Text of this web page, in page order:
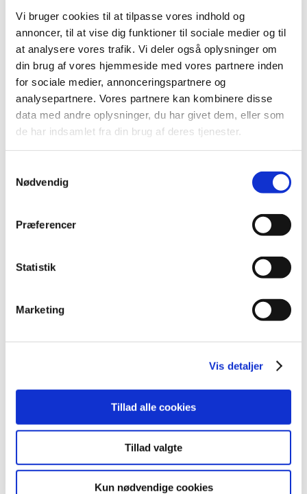
Vi bruger cookies til at tilpasse vores indhold og
annoncer, til at vise dig funktioner til sociale medier og til
at analysere vores trafik. Vi deler også oplysninger om
din brug af vores hjemmeside med vores partnere inden
for sociale medier, annonceringspartnere og
analysepartnere. Vores partnere kan kombinere disse
data med andre oplysninger, du har givet dem, eller som
de har indsamlet fra din brug af deres tjenester.
Nødvendig
Præferencer
Statistik
Marketing
Vis detaljer
Tillad alle cookies
Tillad valgte
Kun nødvendige cookies
Høring over Medicintilskudsnævnets
indstilling for glucosamin
|27. maj 2011|
Medicintilskudsnævnet har revurderet tilskudsstatus for
lægemidler, der indeholder glucosamin. Lægemidlerne
Høring over Medicintilskudsnævnets
indstilling til tilskudsstatus for lægemidler til
|6. maj 2011|
Medicintilskudsnævnet har på Lægemiddelstyrelsens
foranledning revurderet tilskudsstatus for lægemidler i…
revurdering af tilskudsstatus for glucosamin
Kliniske studier har skabt tvivl om effekten af glucosamin
Revurdering af tilskudsstatus for lægemidler
mod depression og angstlidelser
Lægemiddelstyrelsen meddelte den 22. december 2009,
at vi ville påbegynde revurdering